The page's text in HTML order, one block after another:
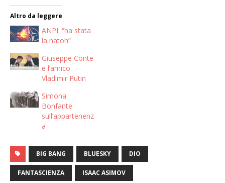
Altro da leggere
ANPI: “ha stata
la natoh”
Giuseppe Conte
e l’amico
Vladimir Putin
Simona
Bonfante:
sull’appartenenz
a
BIG BANG BLUESKY DIO
FANTASCIENZA ISAAC ASIMOV